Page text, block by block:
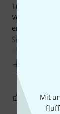
Mit
Tragekomfort.
Verschluss
entnommen
Schutz für
allein
0 1